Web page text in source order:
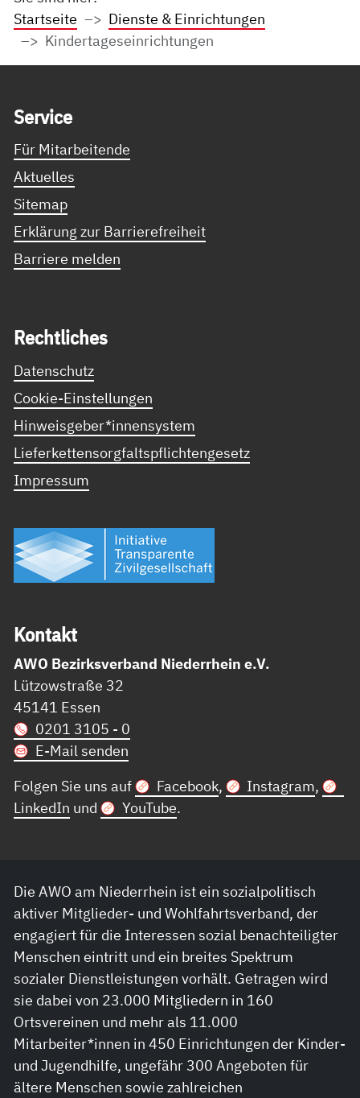
Startseite
Dienste & Einrichtungen
Kindertageseinrichtungen
Ser­vice
Für Mitarbeitende
Aktuelles
Sitemap
Erklärung zur Barrierefreiheit
Barriere melden
Recht­li­ches
Datenschutz
Cookie-Einstellungen
Hinweisgeber*innensystem
Lieferkettensorgfaltspflichtengesetz
Impressum
Kon­takt
AWO Bezirksverband Niederrhein e.V.
Lützowstraße 32
45141 Essen
0201 3105 - 0
E-Mail senden
Folgen Sie uns auf
Facebook, Instagram,
LinkedIn und YouTube.
Die AWO am Niederrhein ist ein sozialpolitisch
aktiver Mitglieder- und Wohlfahrtsverband, der
engagiert für die Interessen sozial benachteiligter
Menschen eintritt und ein breites Spektrum
sozialer Dienstleistungen vorhält. Getragen wird
sie dabei von 23.000 Mitgliedern in 160
Ortsvereinen und mehr als 11.000
Mitarbeiter*innen in 450 Einrichtungen der Kinder-
und Jugendhilfe, ungefähr 300 Angeboten für
ältere Menschen sowie zahlreichen